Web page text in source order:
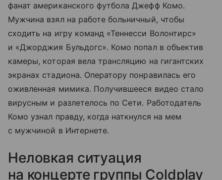
фанат американского футбола Джефф Комо.
Мужчина взял на работе больничный, чтобы
сходить на игру команд «Теннесси Волонтирс»
и «Джорджия Бульдогс». Комо попал в объектив
камеры, которая вела трансляцию на гигантских
экранах стадиона. Оператору понравилась его
оживленная мимика. Получившееся видео стало
вирусным и разлетелось по Сети. Работодатель
Комо узнал правду, когда наткнулся на мем
с мужчиной в Интернете.
Неловкая ситуация
на концерте группы Coldplay